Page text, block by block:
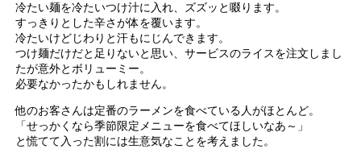
冷たい麺を冷たいつけ汁に入れ、ズズッと啜ります。
すっきりとした辛さが体を覆います。
冷たいけどじわりと汗もにじんできます。
つけ麺だけだと足りないと思い、サービスのライスを注文しまし
たが意外とボリューミー。
必要なかったかもしれません。
他のお客さんは定番のラーメンを食べている人がほとんど。
「せっかくなら季節限定メニューを食べてほしいなあ～」
と慌てて入った割には生意気なことを考えました。